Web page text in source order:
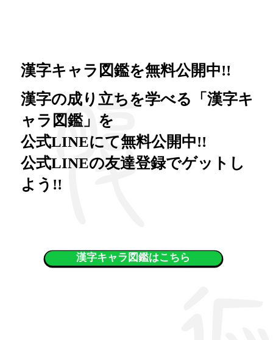
​漢字キャラ図鑑を無料公開中!!
​漢字の成り立ちを学べる「漢字キ
ャラ図鑑」を
公式LINEにて無料公開中!!
公式LINEの友達登録でゲットし
よう!!
漢字キャラ図鑑はこちら